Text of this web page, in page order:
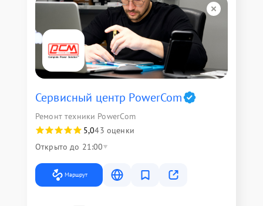
Сервисный центр PowerCom
Ремонт техники PowerCom
5,043 оценки
Открыто до 21:00
Маршрут